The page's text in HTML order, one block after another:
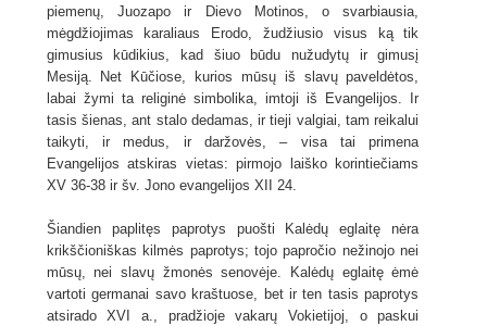
piemenų, Juozapo ir Dievo Motinos, o svarbiausia,
mėgdžiojimas karaliaus Erodo, žudžiusio visus ką tik
gimusius kūdikius, kad šiuo būdu nužudytų ir gimusį
Mesiją. Net Kūčiose, kurios mūsų iš slavų paveldėtos,
labai žymi ta religinė simbolika, imtoji iš Evangelijos. Ir
tasis šienas, ant stalo dedamas, ir tieji valgiai, tam reikalui
taikyti, ir medus, ir daržovės, – visa tai primena
Evangelijos atskiras vietas: pirmojo laiško korintiečiams
XV 36-38 ir šv. Jono evangelijos XII 24.
Šiandien paplitęs paprotys puošti Kalėdų eglaitę nėra
krikščioniškas kilmės paprotys; tojo papročio nežinojo nei
mūsų, nei slavų žmonės senovėje. Kalėdų eglaitę ėmė
vartoti germanai savo kraštuose, bet ir ten tasis paprotys
atsirado XVI a., pradžioje vakarų Vokietijoj, o paskui